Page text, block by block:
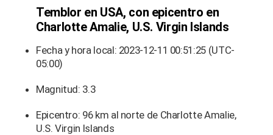
Temblor en USA, con epicentro en
Charlotte Amalie, U.S. Virgin Islands
Fecha y hora local: 2023-12-11 00:51:25 (UTC-
05:00)
Magnitud: 3.3
Epicentro: 96 km al norte de Charlotte Amalie,
U.S. Virgin Islands